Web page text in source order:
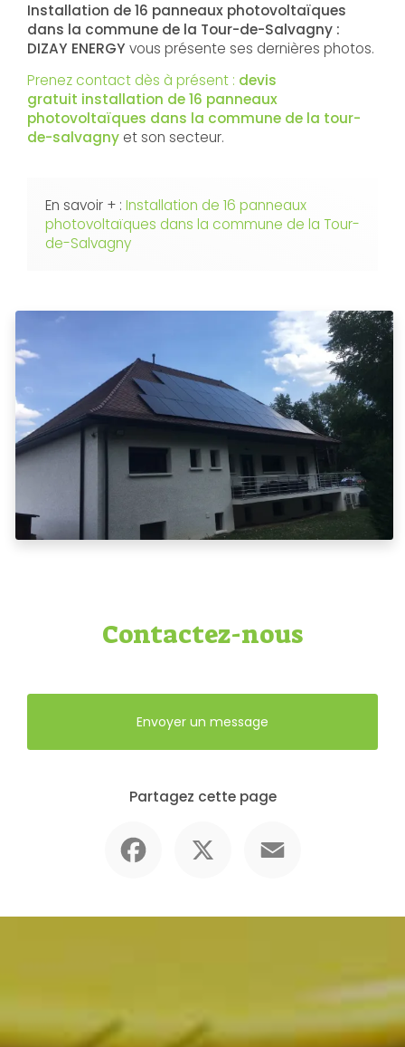
Installation de 16 panneaux photovoltaïques
dans la commune de la Tour-de-Salvagny :
DIZAY ENERGY vous présente ses dernières photos.
Prenez contact dès à présent : devis
gratuit installation de 16 panneaux
photovoltaïques dans la commune de la tour-
de-salvagny et son secteur.
En savoir + : Installation de 16 panneaux
photovoltaïques dans la commune de la Tour-
de-Salvagny
Contactez-nous
Envoyer un message
Partagez cette page